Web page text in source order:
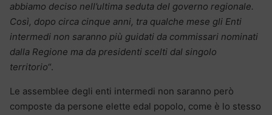
abbiamo deciso nell’ultima seduta del governo regionale.
Così, dopo circa cinque anni, tra qualche mese gli Enti
intermedi non saranno più guidati da commissari nominati
dalla Regione ma da presidenti scelti dal singolo
territorio“.
Le assemblee degli enti intermedi non saranno però
composte da persone elette edal popolo, come è lo stesso